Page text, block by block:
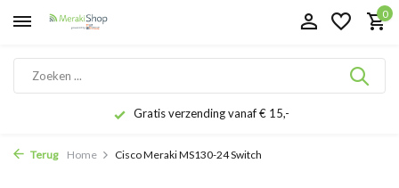
0
Gratis verzending vanaf € 15,-
Terug Home Cisco Meraki MS130-24 Switch